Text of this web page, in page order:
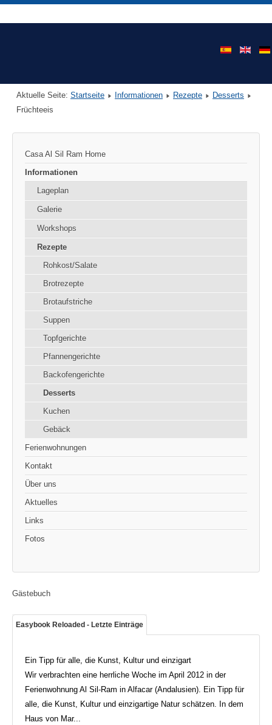
Aktuelle Seite: Startseite Informationen Rezepte
Desserts
Früchteeis
Casa Al Sil Ram Home
Informationen
Lageplan
Galerie
Workshops
Rezepte
Rohkost/Salate
Brotrezepte
Brotaufstriche
Suppen
Topfgerichte
Pfannengerichte
Backofengerichte
Desserts
Kuchen
Gebäck
Ferienwohnungen
Kontakt
Über uns
Aktuelles
Links
Fotos
Gästebuch
Easybook Reloaded - Letzte Einträge
Ein Tipp für alle, die Kunst, Kultur und einzigart
Wir verbrachten eine herrliche Woche im April 2012 in der
Ferienwohnung Al Sil-Ram in Alfacar (Andalusien). Ein Tipp für
alle, die Kunst, Kultur und einzigartige Natur schätzen. In dem
Haus von Mar...